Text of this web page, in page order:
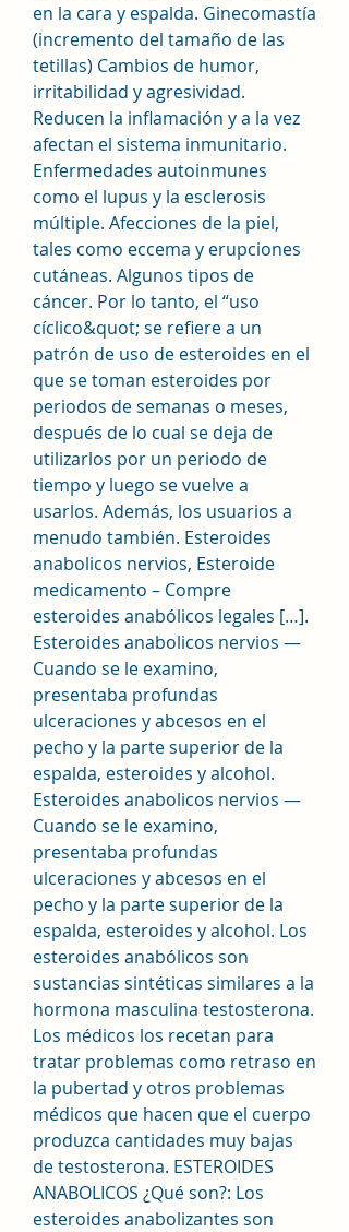
en la cara y espalda. Ginecomastía
(incremento del tamaño de las
tetillas) Cambios de humor,
irritabilidad y agresividad.
Reducen la inflamación y a la vez
afectan el sistema inmunitario.
Enfermedades autoinmunes
como el lupus y la esclerosis
múltiple. Afecciones de la piel,
tales como eccema y erupciones
cutáneas. Algunos tipos de
cáncer. Por lo tanto, el “uso
cíclico&quot; se refiere a un
patrón de uso de esteroides en el
que se toman esteroides por
periodos de semanas o meses,
después de lo cual se deja de
utilizarlos por un periodo de
tiempo y luego se vuelve a
usarlos. Además, los usuarios a
menudo también. Esteroides
anabolicos nervios, Esteroide
medicamento – Compre
esteroides anabólicos legales […].
Esteroides anabolicos nervios —
Cuando se le examino,
presentaba profundas
ulceraciones y abcesos en el
pecho y la parte superior de la
espalda, esteroides y alcohol.
Esteroides anabolicos nervios —
Cuando se le examino,
presentaba profundas
ulceraciones y abcesos en el
pecho y la parte superior de la
espalda, esteroides y alcohol. Los
esteroides anabólicos son
sustancias sintéticas similares a la
hormona masculina testosterona.
Los médicos los recetan para
tratar problemas como retraso en
la pubertad y otros problemas
médicos que hacen que el cuerpo
produzca cantidades muy bajas
de testosterona. ESTEROIDES
ANABOLICOS ¿Qué son?: Los
esteroides anabolizantes son